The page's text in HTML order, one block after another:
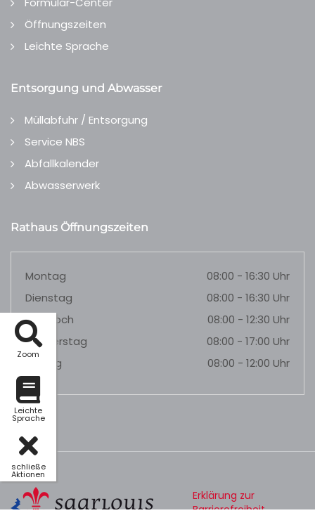
Zoom
Leichte
Sprache
schließe
Aktionen
Öffnungszeiten
Leichte Sprache
Entsorgung und Abwasser
Müllabfuhr / Entsorgung
Service NBS
Abfallkalender
Abwasserwerk
Rathaus Öffnungszeiten
Montag
08:00 - 16:30 Uhr
Dienstag
08:00 - 16:30 Uhr
Mittwoch
08:00 - 12:30 Uhr
Donnerstag
08:00 - 17:00 Uhr
Freitag
08:00 - 12:00 Uhr
Erklärung zur
Barrierefreiheit